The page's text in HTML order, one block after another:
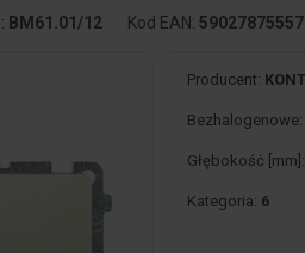
BM61.01/12 Kod EAN:
Producent:
Głębokość [mm]:
Kategoria: 6